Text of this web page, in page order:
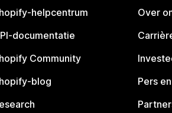
helpcentrum
documentatie
Community
blog
Over
Pers